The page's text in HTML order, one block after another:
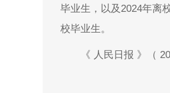
毕业生，以及2024年离
校毕业生。
《 人民日报 》（